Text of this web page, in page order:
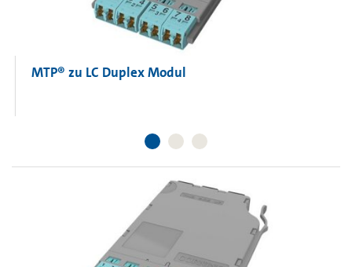
MTP® zu LC Duplex Modul